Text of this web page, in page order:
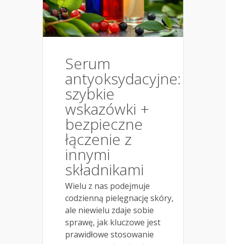
Serum
antyoksydacyjne:
szybkie
wskazówki +
bezpieczne
łączenie z
innymi
składnikami
Wielu z nas podejmuje
codzienną pielęgnację skóry,
ale niewielu zdaje sobie
sprawę, jak kluczowe jest
prawidłowe stosowanie